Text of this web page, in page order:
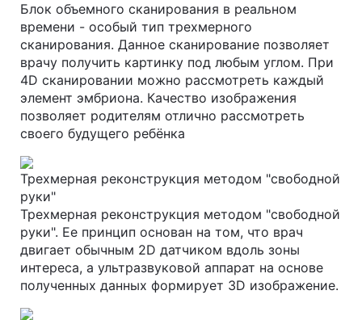
Блок объемного сканирования в реальном
времени - особый тип трехмерного
сканирования. Данное сканирование позволяет
врачу получить картинку под любым углом. При
4D сканировании можно рассмотреть каждый
элемент эмбриона. Качество изображения
позволяет родителям отлично рассмотреть
своего будущего ребёнка
Трехмерная реконструкция методом "свободной
руки"
Трехмерная реконструкция методом "свободной
руки". Ее принцип основан на том, что врач
двигает обычным 2D датчиком вдоль зоны
интереса, а ультразвуковой аппарат на основе
полученных данных формирует 3D изображение.